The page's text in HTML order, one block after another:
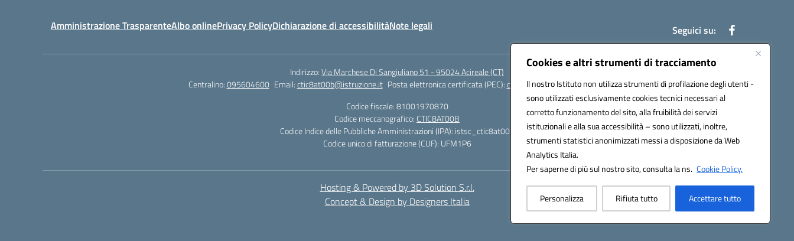
Cookies e altri strumenti di tracciamento
Il nostro Istituto non utilizza strumenti di profilazione degli utenti -
sono utilizzati esclusivamente cookies tecnici necessari al
corretto funzionamento del sito, alla fruibilità dei servizi
istituzionali e alla sua accessibilità – sono utilizzati, inoltre,
strumenti statistici anonimizzati messi a disposizione da Web
Analytics Italia.
Per saperne di più sul nostro sito, consulta la ns. Cookie Policy.
Personalizza Rifiuta tutto Accettare tutto
Amministrazione TrasparenteAlbo onlinePrivacy PolicyDichiarazione di accessibilitàNote legali Seguici su:
Indirizzo:Via Marchese Di Sangiuliano 51 - 95024 Acireale (CT)
Centralino:095604600 Email:ctic8at00b@istruzione.it Posta elettronica certificata (PEC):ctic8at00b@pec.istruzione.it
Codice fiscale: 81001970870
Codice meccanografico: CTIC8AT00B
Codice Indice delle Pubbliche Amministrazioni (IPA): istsc_ctic8at00b
Codice unico di fatturazione (CUF): UFM1P6
Hosting & Powered by 3D Solution S.r.l.
Concept & Design by Designers Italia